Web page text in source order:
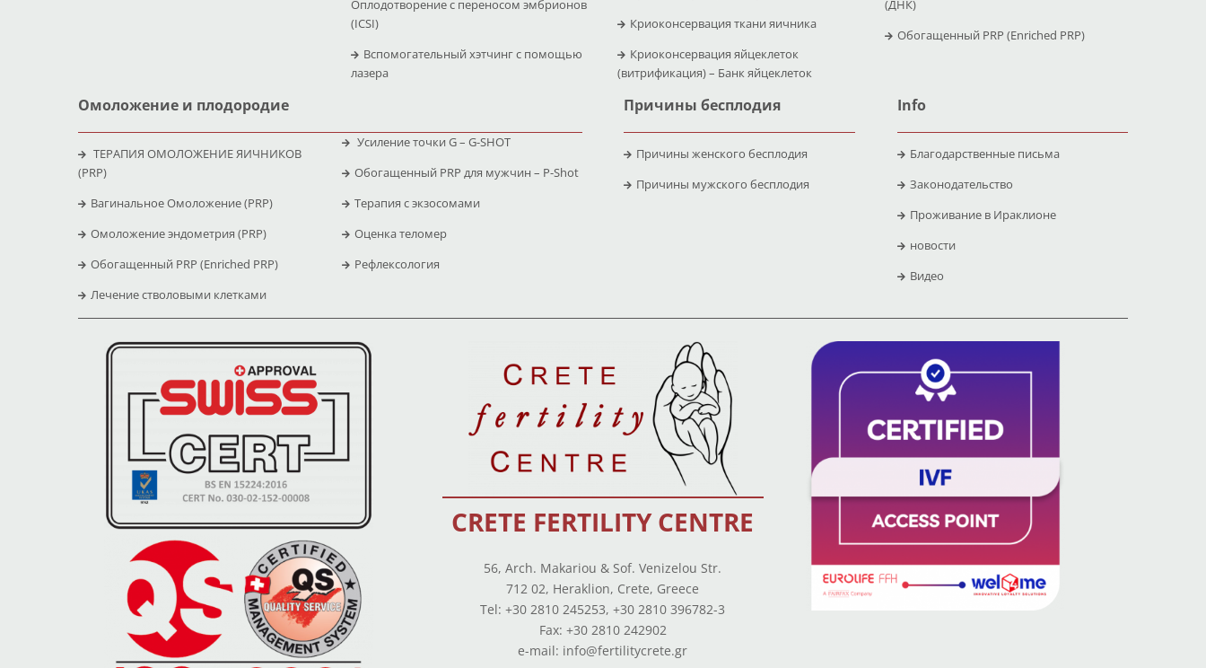
Оплодотворение с переносом эмбрионов
(ICSI)
Вспомогательный хэтчинг с помощью
лазера
Криоконсервация ткани яичника
Криоконсервация яйцеклеток
(витрификация) – Банк яйцеклеток
(ДНК)
Обогащенный PRP (Enriched PRP)
Омоложение и плодородие
ТЕРАПИЯ ОМОЛОЖЕНИЕ ЯИЧНИКОВ
(PRP)
Вагинальное Омоложение (PRP)
Омоложение эндометрия (PRP)
Обогащенный PRP (Enriched PRP)
Лечение стволовыми клетками
Усиление точки G – G-SHOT
Обогащенный PRP для мужчин – P-Shot
Терапия с экзосомами
Оценка теломер
Рефлексология
Причины бесплодия
Причины женского бесплодия
Причины мужского бесплодия
Info
Благодарственные письма
Законодательство
Проживание в Ираклионе
новости
Видео
CRETE FERTILITY CENTRE
56, Arch. Makariou & Sof. Venizelou Str.
712 02, Heraklion, Crete, Greece
Tel: +30 2810 245253, +30 2810 396782-3
Fax: +30 2810 242902
e-mail: info@fertilitycrete.gr